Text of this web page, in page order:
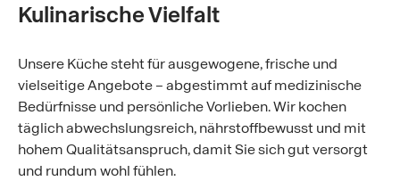
Kulinarische Vielfalt
Unsere Küche steht für ausgewogene, frische und
vielseitige Angebote – abgestimmt auf medizinische
Bedürfnisse und persönliche Vorlieben. Wir kochen
täglich abwechslungsreich, nährstoffbewusst und mit
hohem Qualitätsanspruch, damit Sie sich gut versorgt
und rundum wohl fühlen.